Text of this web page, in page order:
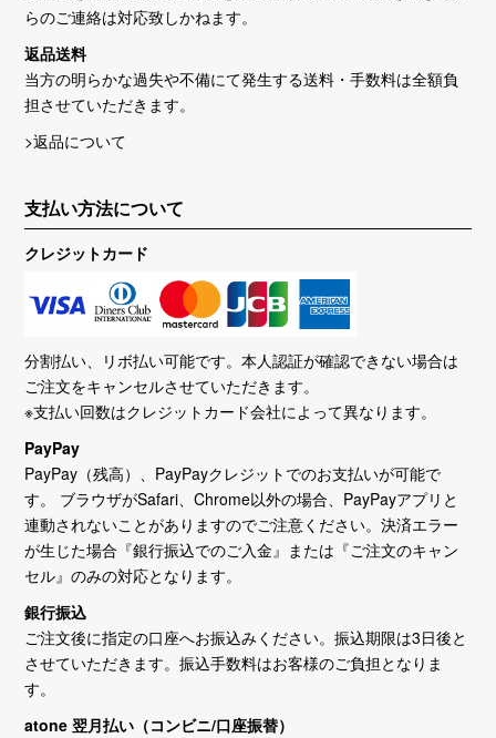
らのご連絡は対応致しかねます。
返品送料
当方の明らかな過失や不備にて発生する送料・手数料は全額負
担させていただきます。
>返品について
支払い方法について
クレジットカード
分割払い、リボ払い可能です。本人認証が確認できない場合は
ご注文をキャンセルさせていただきます。
※支払い回数はクレジットカード会社によって異なります。
PayPay
PayPay（残高）、PayPayクレジットでのお支払いが可能で
す。 ブラウザがSafari、Chrome以外の場合、PayPayアプリと
連動されないことがありますのでご注意ください。決済エラー
が生じた場合『銀行振込でのご入金』または『ご注文のキャン
セル』のみの対応となります。
銀行振込
ご注文後に指定の口座へお振込みください。振込期限は3日後と
させていただきます。振込手数料はお客様のご負担となりま
す。
atone 翌月払い（コンビニ/口座振替）